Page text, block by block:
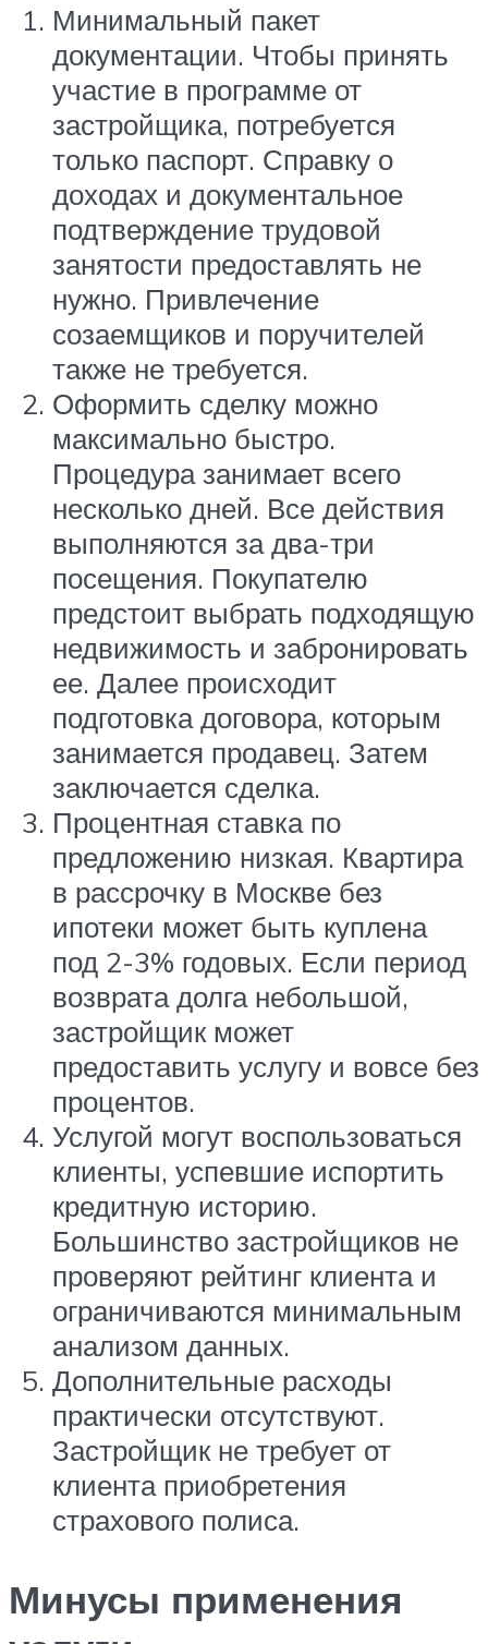
Минимальный пакет
документации. Чтобы принять
участие в программе от
застройщика, потребуется
только паспорт. Справку о
доходах и документальное
подтверждение трудовой
занятости предоставлять не
нужно. Привлечение
созаемщиков и поручителей
также не требуется.
Оформить сделку можно
максимально быстро.
Процедура занимает всего
несколько дней. Все действия
выполняются за два-три
посещения. Покупателю
предстоит выбрать подходящую
недвижимость и забронировать
ее. Далее происходит
подготовка договора, которым
занимается продавец. Затем
заключается сделка.
Процентная ставка по
предложению низкая. Квартира
в рассрочку в Москве без
ипотеки может быть куплена
под 2-3% годовых. Если период
возврата долга небольшой,
застройщик может
предоставить услугу и вовсе без
процентов.
Услугой могут воспользоваться
клиенты, успевшие испортить
кредитную историю.
Большинство застройщиков не
проверяют рейтинг клиента и
ограничиваются минимальным
анализом данных.
Дополнительные расходы
практически отсутствуют.
Застройщик не требует от
клиента приобретения
страхового полиса.
Минусы применения